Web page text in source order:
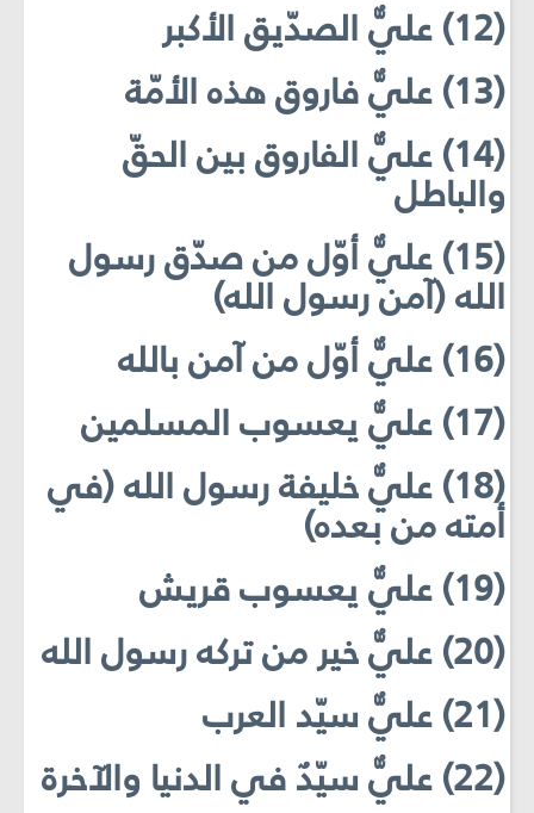
(12) عليٌّ الصدّيق الأكبر
(13) عليٌّ فاروق هذه الأمّة
(14) عليٌّ الفاروق بين الحقّ
والباطل
(15) عليٌّ أوّل من صدّق رسول
الله (آمن رسول الله)
(16) عليٌّ أوّل من آمن بالله
(17) عليٌّ يعسوب المسلمين
(18) عليٌّ خليفة رسول الله (في
أمته من بعده)
(19) عليٌّ يعسوب قريش
(20) عليٌّ خير من تركه رسول الله
(21) عليٌّ سيّد العرب
(22) عليٌّ سيّدٌ في الدنيا والآخرة